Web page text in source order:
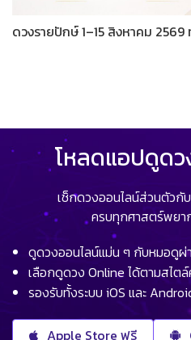
ดวงรายปักษ์ 1–15 สิงหาคม
โหลดแอปดูดว
เช็กดวงออนไลน์ส่วนตัวกั
ครบทุกศาสตร์พยา
ดูดวงออนไลน์แม่น ๆ กับหมอดูผ่
เลือกดูดวง Online ได้ตามสไต
รองรับทั้งระบบ iOS และ
Apple Store ฟรี